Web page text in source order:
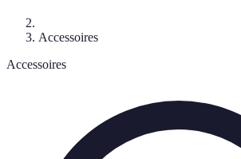
Accessoires
Accessoires